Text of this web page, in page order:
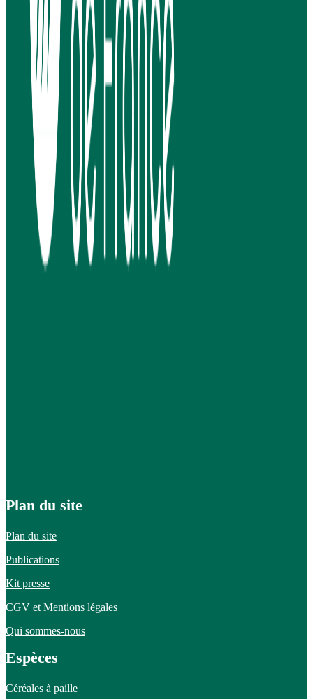
Plan du site
Plan du site
Publications
Kit presse
CGV et Mentions légales
Qui sommes-nous
Espèces
Céréales à paille